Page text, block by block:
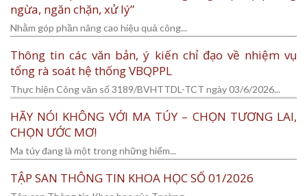
ngừa, ngăn chặn, xử lý”
Nhằm góp phần nâng cao hiệu quả công...
Thông tin các văn bản, ý kiến chỉ đạo về nhiệm vụ
tổng rà soát hệ thống VBQPPL
Thực hiện Công văn số 3189/BVHTTDL-TCT ngày 03/6/2026...
HÃY NÓI KHÔNG VỚI MA TÚY – CHỌN TƯƠNG LAI,
CHỌN ƯỚC MƠ!
Ma túy đang là một trong những hiểm...
TẬP SAN THÔNG TIN KHOA HỌC SỐ 01/2026